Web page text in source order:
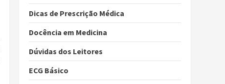
Dicas de Prescrição Médica
Docência em Medicina
Dúvidas dos Leitores
ECG Básico